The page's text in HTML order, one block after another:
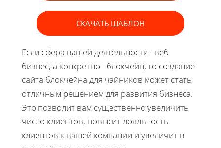
СКАЧАТЬ ШАБЛОН
Если сфера вашей деятельности - веб
бизнес, а конкретно - блокчейн, то создание
сайта блокчейна для чайников может стать
отличным решением для развития бизнеса.
Это позволит вам существенно увеличить
число клиентов, повысит лояльность
клиентов к вашей компании и увеличит в